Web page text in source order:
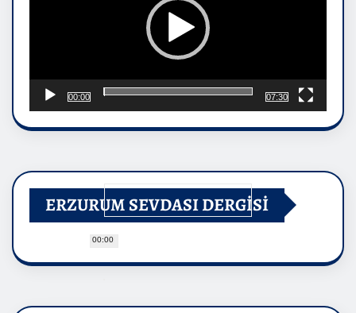
00:00
00:00
07:30
ERZURUM SEVDASI DERGİSİ